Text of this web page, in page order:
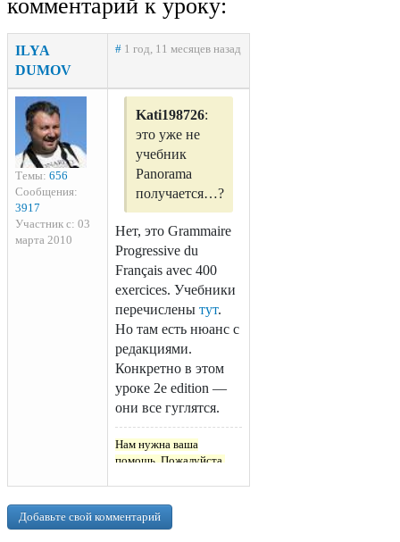
комментарий к уроку:
ILYA
DUMOV
# 1 год, 11 месяцев назад
Темы: 656
Сообщения:
3917
Участник с: 03
марта 2010
Kati198726:
это уже не
учебник
Panorama
получается…?
Нет, это Grammaire
Progressive du
Français avec 400
exercices. Учебники
перечислены тут.
Но там есть нюанс с
редакциями.
Конкретно в этом
уроке 2e edition —
они все гуглятся.
Нам нужна ваша
помощь. Пожалуйста,
Добавьте свой комментарий